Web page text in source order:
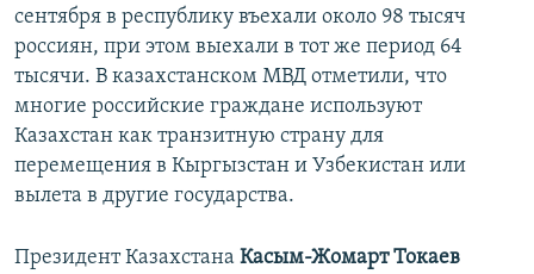
сентября в республику въехали около 98 тысяч
россиян, при этом выехали в тот же период 64
тысячи. В казахстанском МВД отметили, что
многие российские граждане используют
Казахстан как транзитную страну для
перемещения в Кыргызстан и Узбекистан или
вылета в другие государства.
Президент Казахстана Касым-Жомарт Токаев